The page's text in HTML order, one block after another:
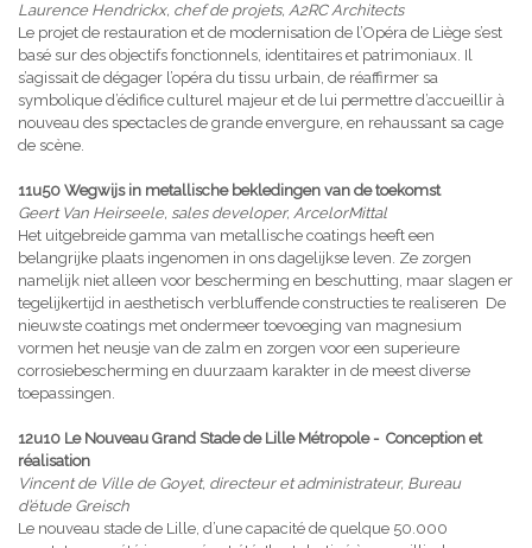
Laurence Hendrickx, chef de projets, A2RC Architects
Le projet de restauration et de modernisation de l’Opéra de Liège s’est
basé sur des objectifs fonctionnels, identitaires et patrimoniaux. Il
s’agissait de dégager l’opéra du tissu urbain, de réaffirmer sa
symbolique d’édifice culturel majeur et de lui permettre d’accueillir à
nouveau des spectacles de grande envergure, en rehaussant sa cage
de scène.
11u50 Wegwijs in metallische bekledingen van de toekomst
Geert Van Heirseele, sales developer, ArcelorMittal
Het uitgebreide gamma van metallische coatings heeft een
belangrijke plaats ingenomen in ons dagelijkse leven. Ze zorgen
namelijk niet alleen voor bescherming en beschutting, maar slagen er
tegelijkertijd in aesthetisch verbluffende constructies te realiseren De
nieuwste coatings met ondermeer toevoeging van magnesium
vormen het neusje van de zalm en zorgen voor een superieure
corrosiebescherming en duurzaam karakter in de meest diverse
toepassingen.
12u10 Le Nouveau Grand Stade de Lille Métropole - Conception et
réalisation
Vincent de Ville de Goyet, directeur et administrateur, Bureau
d’étude Greisch
Le nouveau stade de Lille, d’une capacité de quelque 50.000